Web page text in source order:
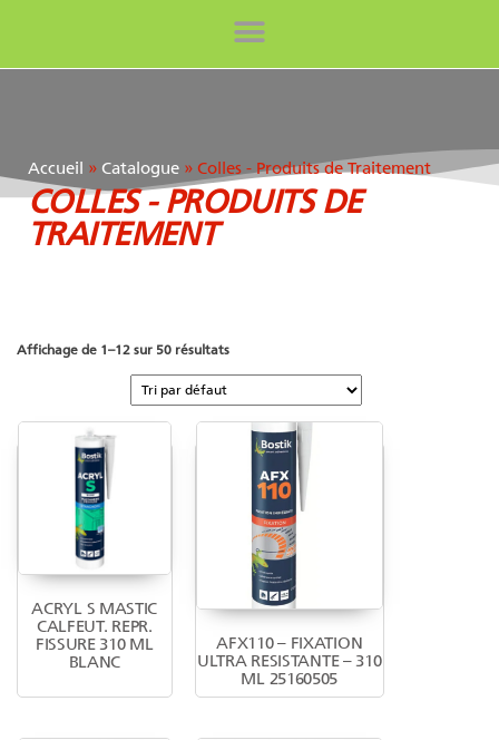
Accueil » Catalogue » Colles - Produits de Traitement
COLLES - PRODUITS DE
TRAITEMENT
Affichage de 1–12 sur 50 résultats
ACRYL S MASTIC
CALFEUT. REPR.
FISSURE 310 ML
BLANC
AFX110 – FIXATION
ULTRA RESISTANTE – 310
ML 25160505